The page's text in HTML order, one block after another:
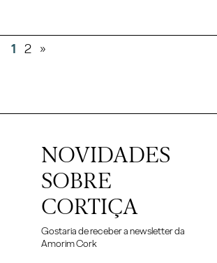
1 2 »
NOVIDADES
SOBRE
CORTIÇA
Gostaria de receber a newsletter da
Amorim Cork